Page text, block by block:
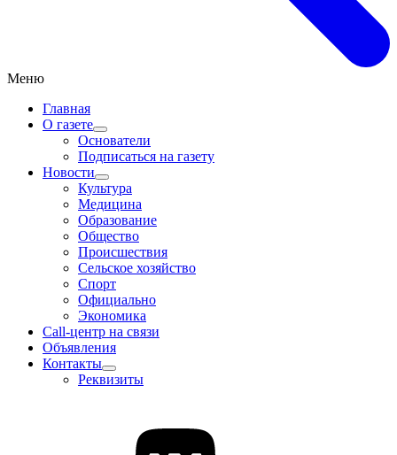
Меню
Главная
О газете
Основатели
Подписаться на газету
Новости
Культура
Медицина
Образование
Общество
Происшествия
Сельское хозяйство
Спорт
Официально
Экономика
Call-центр на связи
Объявления
Контакты
Реквизиты